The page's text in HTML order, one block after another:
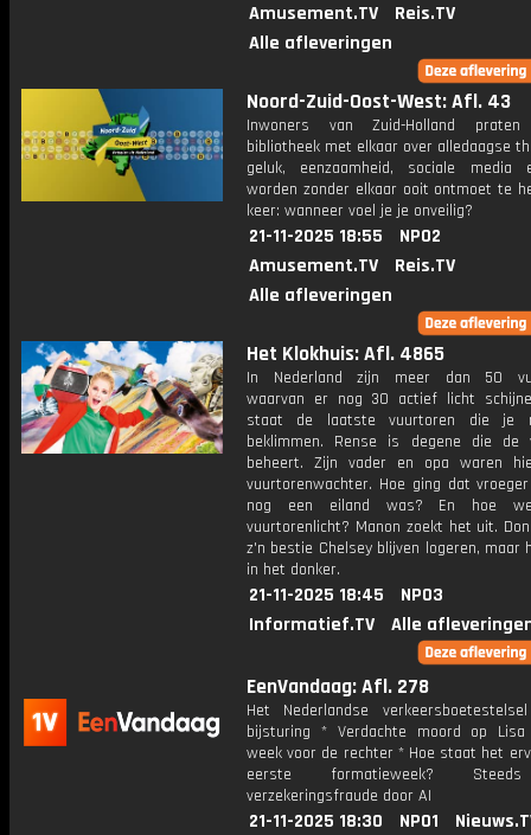
Amusement.TV
Reis.TV
Alle afleveringen
Noord-Zuid-Oost-West: Afl. 43
Inwoners van Zuid-Holland
bibliotheek met elkaar over alledaagse
geluk, eenzaamheid, sociale media
worden zonder elkaar ooit ontmoet te
keer: wanneer voel je je onveilig?
21-11-2025 18:55
NPO2
Amusement.TV
Reis.TV
Alle afleveringen
Het Klokhuis: Afl. 4865
In Nederland zijn meer dan 50
waarvan er nog 30 actief licht
staat de laatste vuurtoren die je
beklimmen. Rense is degene die de
beheert. Zijn vader en opa waren
vuurtorenwachter. Hoe ging dat
nog een eiland was? En hoe
vuurtorenlicht? Manon zoekt het uit.
z'n bestie Chelsey blijven logeren, maar
in het donker.
21-11-2025 18:45
NPO3
Informatief.TV
Alle
EenVandaag: Afl. 278
Het Nederlandse
bijsturing * Verdachte moord op Lisa
week voor de rechter * Hoe staat het
eerste formatieweek?
verzekeringsfraude door AI
21-11-2025 18:30 NPO1